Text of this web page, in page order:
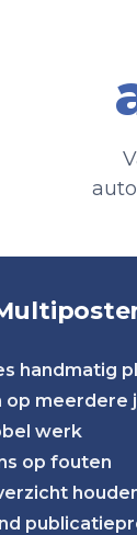
handmatig
op meerdere
werk
op fouten